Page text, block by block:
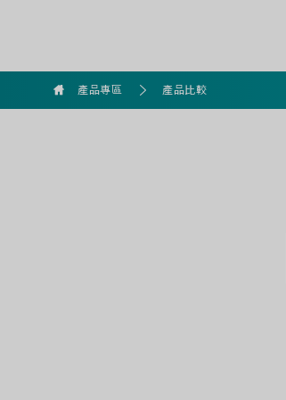
goldennet
產品專區 產品比較